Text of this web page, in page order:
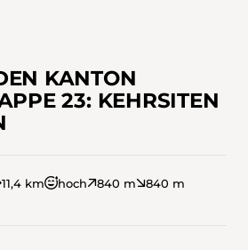
KANTON
23: KEHRSITEN
11,4 km hoch 840 m
840 m